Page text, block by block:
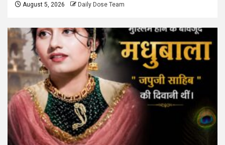
August 5, 2026 Daily Dose Team